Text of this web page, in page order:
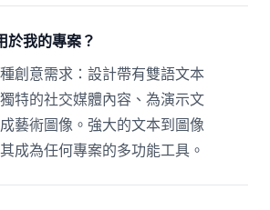
我的專案？
創意需求：設計帶有雙語文本
特的社交媒體內容、為演示文
藝術圖像。強大的文本到圖像
成為任何專案的多功能工具。